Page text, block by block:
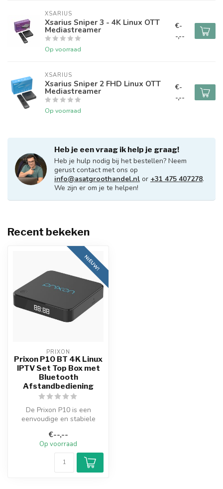
XSARIUS
Xsarius Sniper 3 - 4K Linux OTT
Mediastreamer
Op voorraad
€-
-,--
XSARIUS
Xsarius Sniper 2 FHD Linux OTT
Mediastreamer
Op voorraad
€-
-,--
Heb je een vraag ik help je graag!
Heb je hulp nodig bij het bestellen? Neem
gerust contact met ons op
info@asatgroothandel.nl or +31 475 407278.
We zijn er om je te helpen!
Recent bekeken
NIEUW!
PRIXON
Prixon P10 BT 4K Linux
IPTV Set Top Box met
Bluetooth
Afstandbediening
De Prixon P10 is een
eenvoudige en stabiele
Het draait namelijk op Li...
€--,--
Op voorraad